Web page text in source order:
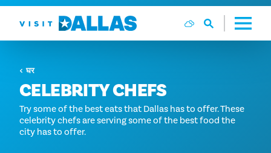
सामग्री पर जाएं
घर
CELEBRITY CHEFS
Try some of the best eats that Dallas has to offer. These
celebrity chefs are serving some of the best food the
city has to offer.